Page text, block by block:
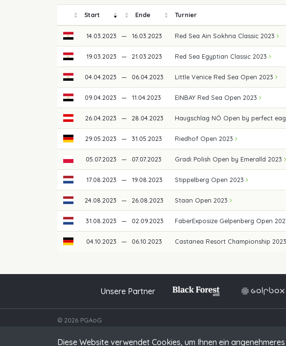
Diese Website verwendet Cookies, um Ihnen ein
Start Ende Turnier
14.03.2023 — 16.03.2023 Red Sea Ain Sokhna Classic 2023
19.03.2023 — 21.03.2023 Red Sea Egyptian Classic 2023
04.04.2023 — 06.04.2023 Little Venice Red Sea Open 2023
09.04.2023 — 11.04.2023 EINBAY Red Sea Open 2023
26.04.2023 — 28.04.2023 Haugschlag NÖ Open by perfect
29.05.2023 — 31.05.2023 Riedhof Open 2023
05.07.2023 — 07.07.2023 Gradi Polish Open by Emeralld 2023
17.08.2023 — 19.08.2023 Stippelberg Open 2023
24.08.2023 — 26.08.2023 Staan Open 2023
31.08.2023 — 02.09.2023 FaberExposize Gelpenberg Open
04.10.2023 — 06.10.2023 Castanea Resort Championship
Unsere Partner
© 2026 PGAoG